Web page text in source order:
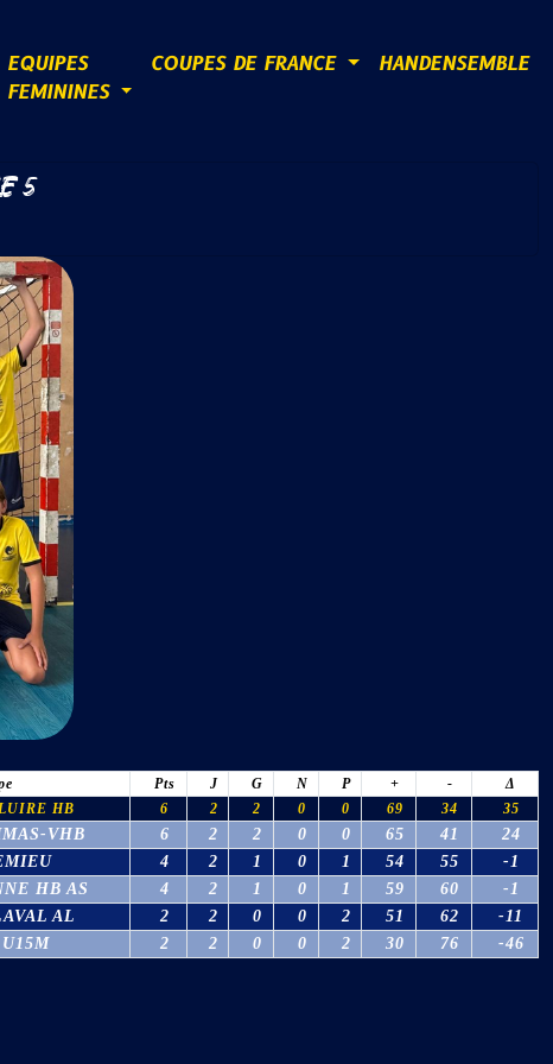
EQUIPES
FEMININES
COUPES DE FRANCE HANDENSEMBLE
5
Pts J G N P + -
Δ
HB 6 2 2 0 0 69 34 35
VHB 6 2 2 0 0 65 41
24
4 2 1 0 1 54 55
-1
HB AS 4 2 1 0 1 59 60
-1
AL 2 2 0 0 2 51 62
-11
2 2 0 0 2 30 76 -46